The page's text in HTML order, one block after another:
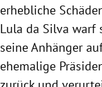
erhebliche
Lula da Silva warf
seine Anhänger
ehemalige